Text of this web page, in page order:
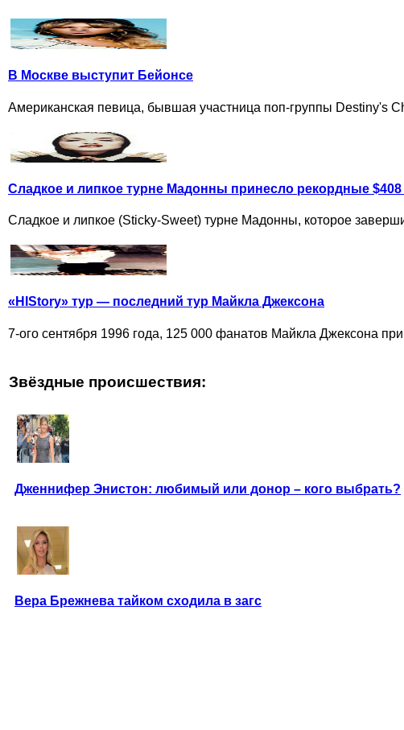
В Москве выступит Бейонсе
Американская певица, бывшая участница поп-группы Destiny's
Сладкое и липкое турне Мадонны принесло рекордные
Сладкое и липкое (Sticky-Sweet) турне Мадонны, которое
«HIStory» тур — последний тур Майкла Джексона
7-ого сентября 1996 года, 125 000 фанатов Майкла Джексона
Звёздные происшествия:
Дженнифер Энистон: любимый или донор – кого выбрать?
Вера Брежнева тайком сходила в загс